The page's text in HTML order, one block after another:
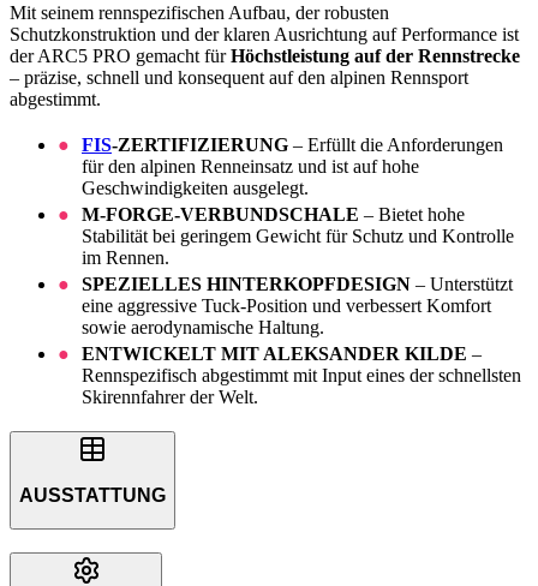
Mit seinem rennspezifischen Aufbau, der robusten
Schutzkonstruktion und der klaren Ausrichtung auf Performance ist
der ARC5 PRO gemacht fürHöchstleistung auf der Rennstrecke
– präzise, schnell und konsequent auf den alpinen Rennsport
abgestimmt.
FIS-ZERTIFIZIERUNG – Erfüllt die Anforderungen
für den alpinen Renneinsatz und ist auf hohe
Geschwindigkeiten ausgelegt.
M-FORGE-VERBUNDSCHALE – Bietet hohe
Stabilität bei geringem Gewicht für Schutz und Kontrolle
im Rennen.
SPEZIELLES HINTERKOPFDESIGN – Unterstützt
eine aggressive Tuck-Position und verbessert Komfort
sowie aerodynamische Haltung.
ENTWICKELT MIT ALEKSANDER KILDE –
Rennspezifisch abgestimmt mit Input eines der schnellsten
Skirennfahrer der Welt.
AUSSTATTUNG